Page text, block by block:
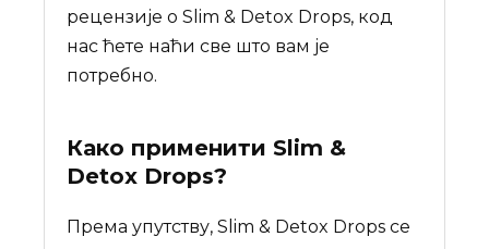
рецензије о Slim & Detox Drops, код
нас ћете наћи све што вам је
потребно.
Како применити Slim &
Detox Drops?
Према упутству, Slim & Detox Drops се